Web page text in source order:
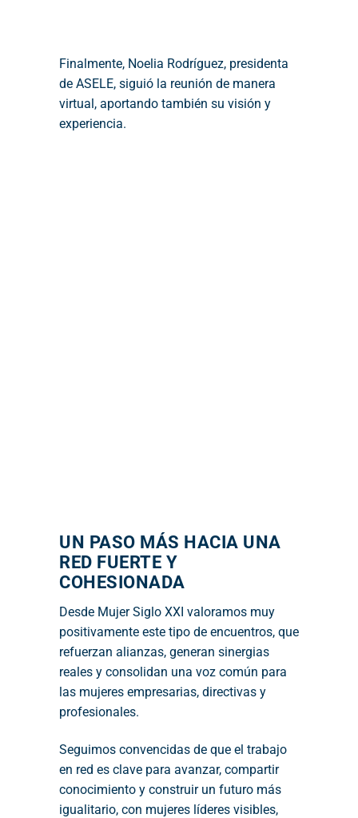
Finalmente, Noelia Rodríguez, presidenta
de ASELE, siguió la reunión de manera
virtual, aportando también su visión y
experiencia.
UN PASO MÁS HACIA UNA
RED FUERTE Y
COHESIONADA
Desde Mujer Siglo XXI valoramos muy
positivamente este tipo de encuentros, que
refuerzan alianzas, generan sinergias
reales y consolidan una voz común para
las mujeres empresarias, directivas y
profesionales.
Seguimos convencidas de que el trabajo
en red es clave para avanzar, compartir
conocimiento y construir un futuro más
igualitario, con mujeres líderes visibles,